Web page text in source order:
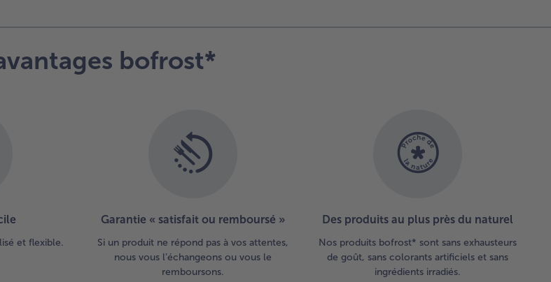
bofrost*
et flexible.
Garantie « satisfait ou remboursé »
Si un produit ne répond pas à vos attentes,
nous vous l’échangeons ou vous le
remboursons.
Des produits au plus près du naturel
Nos produits bofrost* sont sans exhausteurs
de goût, sans colorants artificiels et sans
ingrédients irradiés.